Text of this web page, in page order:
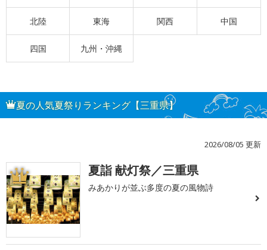
北陸 東海 関西 中国
四国 九州・沖縄
夏の人気夏祭りランキング【三重県】
2026/08/05 更新
1 夏詣 献灯祭／三重県
みあかりが並ぶ多度の夏の風物詩